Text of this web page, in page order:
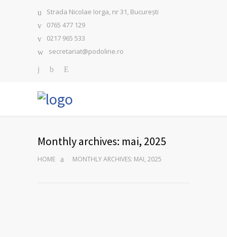
Strada Nicolae Iorga, nr 31, București
0765 477 129
0217 965 533
secretariat@podoline.ro
Monthly archives: mai, 2025
HOME MONTHLY ARCHIVES: MAI, 2025